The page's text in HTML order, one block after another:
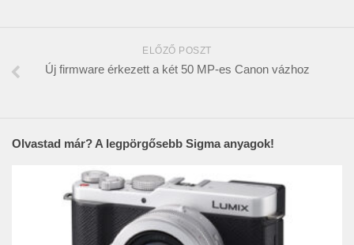
ELŐZŐ POSZT
Új firmware érkezett a két 50 MP-es Canon vázhoz
Olvastad már? A legpörgősebb Sigma anyagok!